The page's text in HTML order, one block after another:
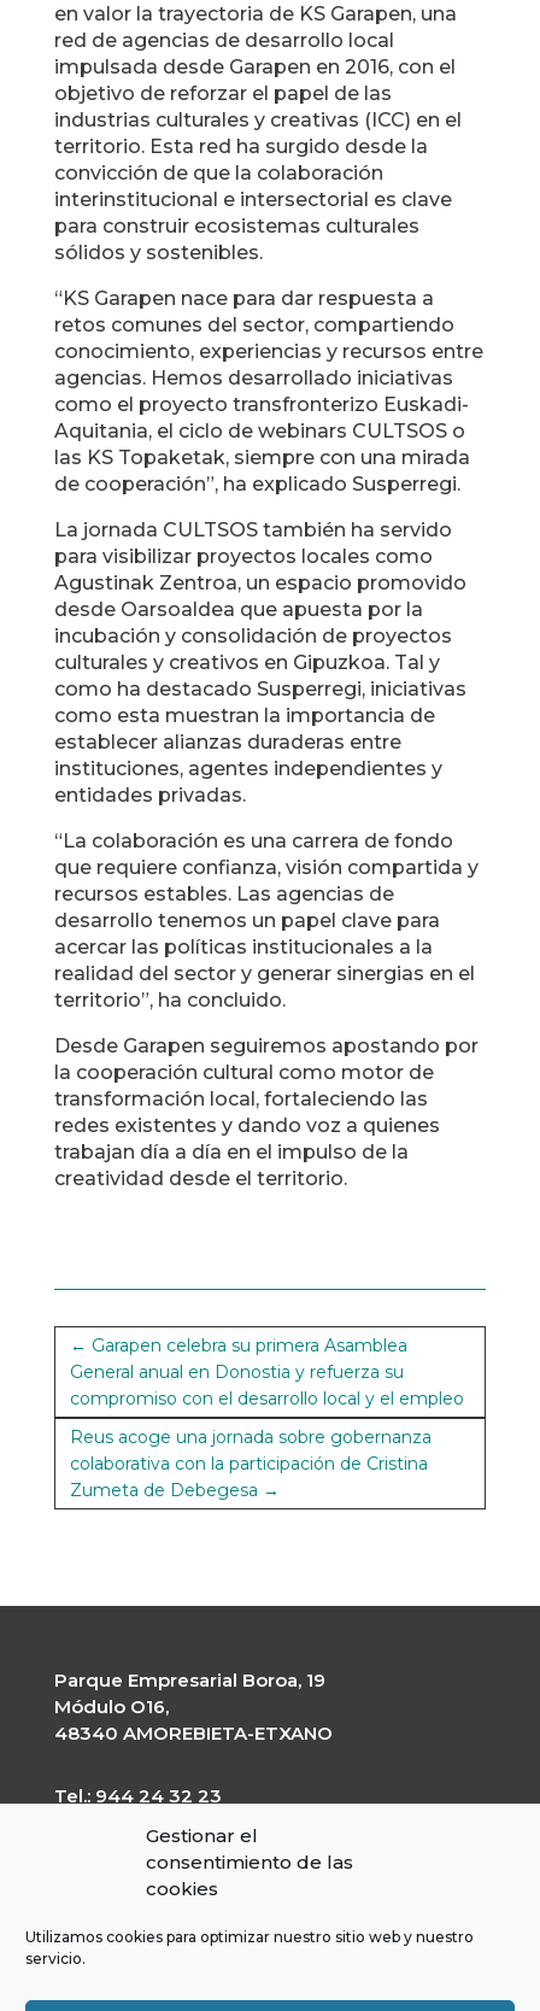
Gestionar el
consentimiento de las
cookies
Utilizamos cookies para optimizar nuestro sitio web y nuestro
servicio.
en valor la trayectoria de KS Garapen, una
red de agencias de desarrollo local
impulsada desde Garapen en 2016, con el
objetivo de reforzar el papel de las
industrias culturales y creativas (ICC) en el
territorio. Esta red ha surgido desde la
convicción de que la colaboración
interinstitucional e intersectorial es clave
para construir ecosistemas culturales
sólidos y sostenibles.
“KS Garapen nace para dar respuesta a
retos comunes del sector, compartiendo
conocimiento, experiencias y recursos entre
agencias. Hemos desarrollado iniciativas
como el proyecto transfronterizo Euskadi-
Aquitania, el ciclo de webinars CULTSOS o
las KS Topaketak, siempre con una mirada
de cooperación”, ha explicado Susperregi.
La jornada CULTSOS también ha servido
para visibilizar proyectos locales como
Agustinak Zentroa, un espacio promovido
desde Oarsoaldea que apuesta por la
incubación y consolidación de proyectos
culturales y creativos en Gipuzkoa. Tal y
como ha destacado Susperregi, iniciativas
como esta muestran la importancia de
establecer alianzas duraderas entre
instituciones, agentes independientes y
entidades privadas.
“La colaboración es una carrera de fondo
que requiere confianza, visión compartida y
recursos estables. Las agencias de
desarrollo tenemos un papel clave para
acercar las políticas institucionales a la
realidad del sector y generar sinergias en el
territorio”, ha concluido.
Desde Garapen seguiremos apostando por
la cooperación cultural como motor de
transformación local, fortaleciendo las
redes existentes y dando voz a quienes
trabajan día a día en el impulso de la
creatividad desde el territorio.
← Garapen celebra su primera Asamblea
General anual en Donostia y refuerza su
compromiso con el desarrollo local y el empleo
Reus acoge una jornada sobre gobernanza
colaborativa con la participación de Cristina
Zumeta de Debegesa →
Parque Empresarial Boroa, 19
Módulo O16,
48340 AMOREBIETA-ETXANO
Tel.: 944 24 32 23
CIF: G-20227203
Portal de Transparencia